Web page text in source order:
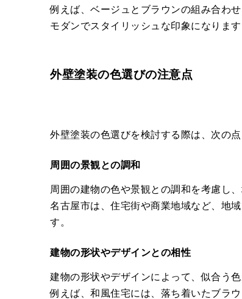
例えば、ベージュとブラウンの組み合わ
モダンでスタイリッシュな印象になります
外壁塗装の色選びの注意点
外壁塗装の色選びを検討する際は、次の点
周囲の景観との調和
周囲の建物の色や景観との調和を考慮し
名古屋市は、住宅街や商業地域など、地
す。
建物の形状やデザインとの相性
建物の形状やデザインによって、似合う色
例えば、和風住宅には、落ち着いたブラ